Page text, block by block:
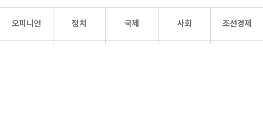
오피니언 정치 국제 사회 조선경제